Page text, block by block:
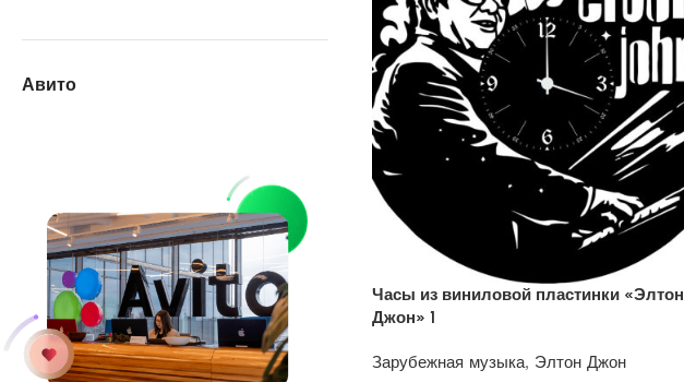
Авито
Часы из виниловой пластинки «Элтон
Джон» 1
Зарубежная музыка, Элтон Джон